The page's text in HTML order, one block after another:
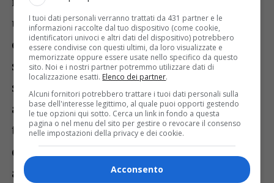
unitamente ad altri commilitoni, veniva
catturato da truppe irregolari di partigiani
slavi, che, a tappe forzate, lo conducevano
sull’altopiano di Malga Bala. Imprigionato
all’interno di un casolare, subiva disumane
torture che sopportava con stoica dignità
di soldato, fino a quando, dopo aver patito
atroci sofferenze, veniva barbaramente
I tuoi dati personali verranno trattati da 431 partner e le
informazioni raccolte dal tuo dispositivo (come cookie,
identificatori univoci e altri dati del dispositivo) potrebbero
essere condivise con questi ultimi, da loro visualizzate e
memorizzate oppure essere usate nello specifico da questo
sito. Noi e i nostri partner potremmo utilizzare dati di
localizzazione esatti. Elenco dei partner.
Alcuni fornitori potrebbero trattare i tuoi dati personali sulla
base dell'interesse legittimo, al quale puoi opporti gestendo
le tue opzioni qui sotto. Cerca un link in fondo a questa
pagina o nel menu del sito per gestire o revocare il consenso
nelle impostazioni della privacy e dei cookie.
Acconsento